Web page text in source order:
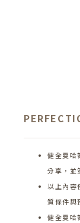
健全曼哈
分享，並
以上內容
質條件與
健全曼哈